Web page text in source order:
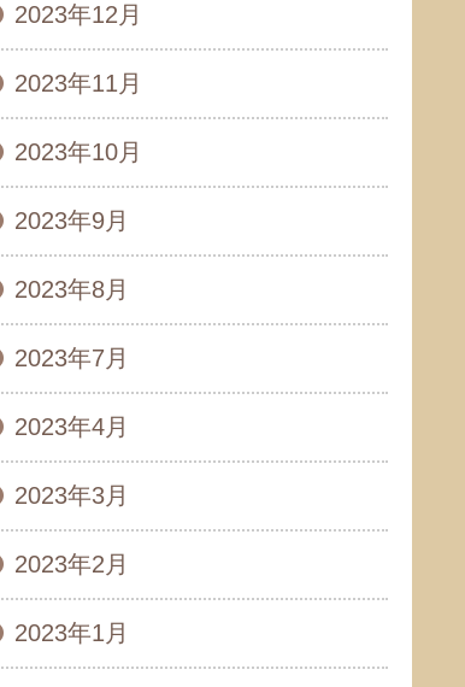
2023年12月
2023年11月
2023年10月
2023年9月
2023年8月
2023年7月
2023年4月
2023年3月
2023年2月
2023年1月